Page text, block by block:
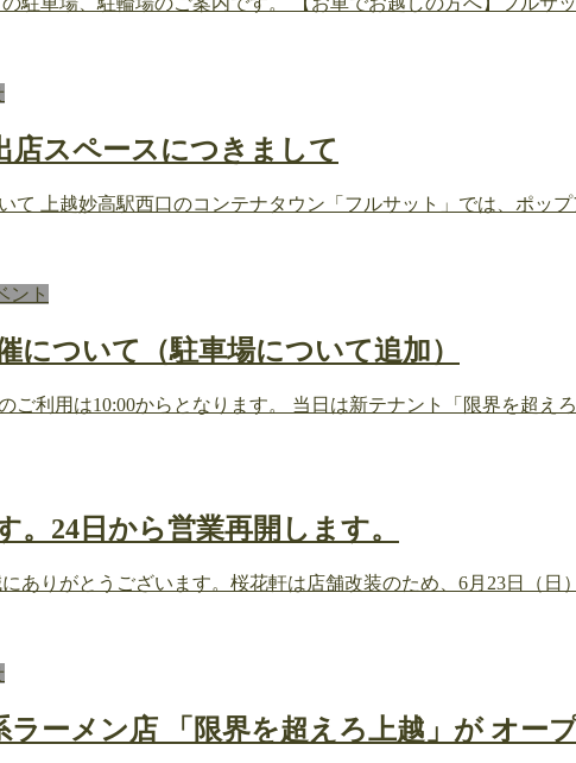
店スペースにつきまして
上越妙高駅西口のコンテナタウン「フルサット」では、ポッ
ント
について（駐車場について追加）
利用は10:00からとなります。 当日は新テナント「限界を超え
。24日から営業再開します。
ありがとうございます。桜花軒は店舗改装のため、6月23日（
ラーメン店 「限界を超えろ上越」が オー